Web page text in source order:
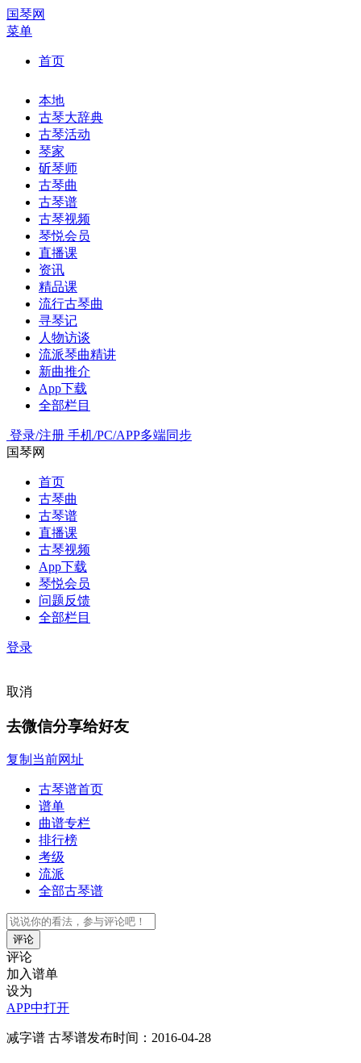
国琴网
菜单
首页
本地
古琴大辞典
古琴活动
琴家
斫琴师
古琴曲
古琴谱
古琴视频
琴悦会员
直播课
资讯
精品课
流行古琴曲
寻琴记
人物访谈
流派琴曲精讲
新曲推介
App下载
全部栏目
登录/注册 手机/PC/APP多端同步
国琴网
首页
古琴曲
古琴谱
直播课
古琴视频
App下载
琴悦会员
问题反馈
全部栏目
登录
取消
去微信分享给好友
复制当前网址
古琴谱首页
谱单
曲谱专栏
排行榜
考级
流派
全部古琴谱
评论
评论
加入谱单
设为
APP中打开
减字谱 古琴谱发布时间：2016-04-28